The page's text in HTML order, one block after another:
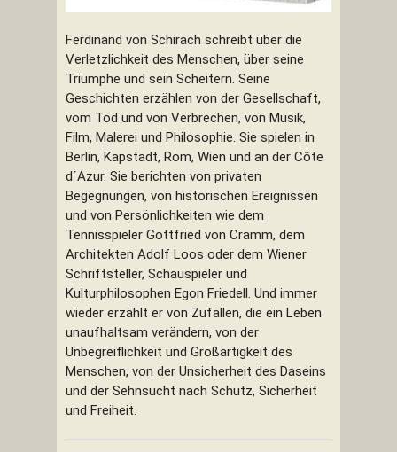
Ferdinand von Schirach schreibt über die
Verletzlichkeit des Menschen, über seine
Triumphe und sein Scheitern. Seine
Geschichten erzählen von der Gesellschaft,
vom Tod und von Verbrechen, von Musik,
Film, Malerei und Philosophie. Sie spielen in
Berlin, Kapstadt, Rom, Wien und an der Côte
d´Azur. Sie berichten von privaten
Begegnungen, von historischen Ereignissen
und von Persönlichkeiten wie dem
Tennisspieler Gottfried von Cramm, dem
Architekten Adolf Loos oder dem Wiener
Schriftsteller, Schauspieler und
Kulturphilosophen Egon Friedell. Und immer
wieder erzählt er von Zufällen, die ein Leben
unaufhaltsam verändern, von der
Unbegreiflichkeit und Großartigkeit des
Menschen, von der Unsicherheit des Daseins
und der Sehnsucht nach Schutz, Sicherheit
und Freiheit.